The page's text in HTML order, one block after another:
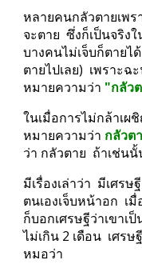
หลายคนกลัวตายเพร
จะตาย  ซึ่งก็เป็นจริง
บางคนไม่เจ็บก็ตายไ
ตายไปเลย)  เพราะฉ
หมายความว่า "กลัว
ในเมื่อการไม่กล้าเ
หมายความว่า กลัวต
ว่า กลัวตาย  ถ้าเช่น
มีเรื่องเล่าว่า  มีเศร
ตนเองเจ็บหน้าอก  เ
ก็บอกเศรษฐีว่าเขาเ
ไม่เกิน 2 เดือน  เศ
หมอว่า